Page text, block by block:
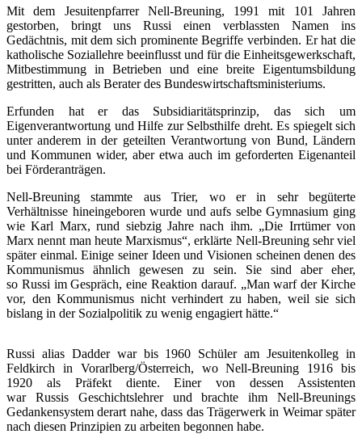
Mit dem Jesuitenpfarrer Nell-Breuning, 1991 mit 101 Jahren
gestorben, bringt uns Russi einen verblassten Namen ins
Gedächtnis, mit dem sich prominente Begriffe verbinden. Er hat die
katholische Soziallehre beeinflusst und für die Einheitsgewerkschaft,
Mitbestimmung in Betrieben und eine breite Eigentumsbildung
gestritten, auch als Berater des Bundeswirtschaftsministeriums.
Erfunden hat er das Subsidiaritätsprinzip, das sich um
Eigenverantwortung und Hilfe zur Selbsthilfe dreht. Es spiegelt sich
unter anderem in der geteilten Verantwortung von Bund, Ländern
und Kommunen wider, aber etwa auch im geforderten Eigenanteil
bei Förderanträgen.
Nell-Breuning stammte aus Trier, wo er in sehr begüterte
Verhältnisse hineingeboren wurde und aufs selbe Gymnasium ging
wie Karl Marx, rund siebzig Jahre nach ihm. „Die Irrtümer von
Marx nennt man heute Marxismus“, erklärte Nell-Breuning sehr viel
später einmal. Einige seiner Ideen und Visionen scheinen denen des
Kommunismus ähnlich gewesen zu sein. Sie sind aber eher,
so Russi im Gespräch, eine Reaktion darauf. „Man warf der Kirche
vor, den Kommunismus nicht verhindert zu haben, weil sie sich
bislang in der Sozialpolitik zu wenig engagiert hätte.“
Russi alias Dadder war bis 1960 Schüler am Jesuitenkolleg in
Feldkirch in Vorarlberg/Österreich, wo Nell-Breuning 1916 bis
1920 als Präfekt diente. Einer von dessen Assistenten
war Russis Geschichtslehrer und brachte ihm Nell-Breunings
Gedankensystem derart nahe, dass das Trägerwerk in Weimar später
nach diesen Prinzipien zu arbeiten begonnen habe.